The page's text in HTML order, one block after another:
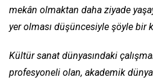
mekân olmaktan daha ziyade
yer olması düşüncesiyle şöyle bir
Kültür sanat dünyasındaki
profesyoneli olan, akademik